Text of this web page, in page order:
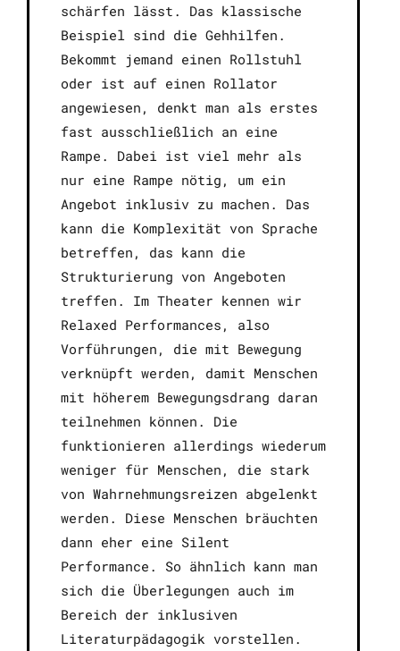
schärfen lässt. Das klassische
Beispiel sind die Gehhilfen.
Bekommt jemand einen Rollstuhl
oder ist auf einen Rollator
angewiesen, denkt man als erstes
fast ausschließlich an eine
Rampe. Dabei ist viel mehr als
nur eine Rampe nötig, um ein
Angebot inklusiv zu machen. Das
kann die Komplexität von Sprache
betreffen, das kann die
Strukturierung von Angeboten
treffen. Im Theater kennen wir
Relaxed Performances, also
Vorführungen, die mit Bewegung
verknüpft werden, damit Menschen
mit höherem Bewegungsdrang daran
teilnehmen können. Die
funktionieren allerdings wiederum
weniger für Menschen, die stark
von Wahrnehmungsreizen abgelenkt
werden. Diese Menschen bräuchten
dann eher eine Silent
Performance. So ähnlich kann man
sich die Überlegungen auch im
Bereich der inklusiven
Literaturpädagogik vorstellen.